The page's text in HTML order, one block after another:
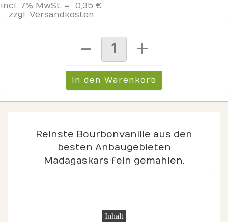
incl. 7% MwSt. =
0,35 €
zzgl. Versandkosten
Reinste Bourbonvanille aus den
besten Anbaugebieten
Madagaskars fein gemahlen.
Inhalt